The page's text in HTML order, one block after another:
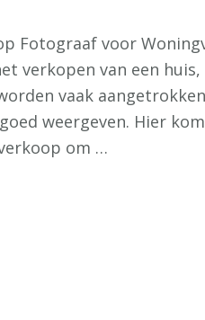
Fotograaf voor
verkopen van een
vaak
weergeven. Hier
om …